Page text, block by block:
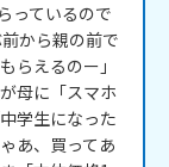
っているので
から親の前で
らえるのー」
母に「スマホ
学生になった
あ、買ってあ